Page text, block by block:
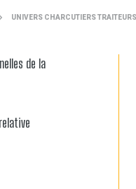
UNIVERS CHARCUTIERS TRAITEURS
de la